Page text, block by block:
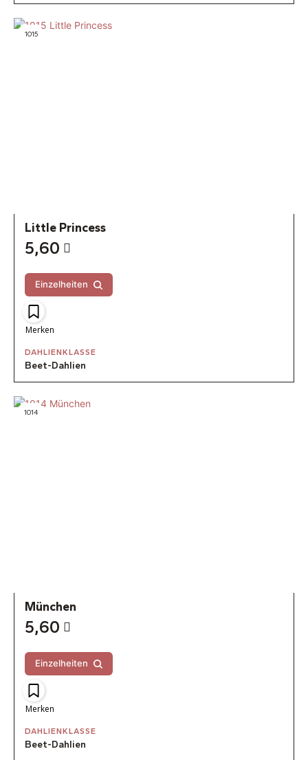
1015
Little Princess
5,60
Einzelheiten
Merken
DAHLIENKLASSE
Beet-Dahlien
1014
München
5,60
Einzelheiten
Merken
DAHLIENKLASSE
Beet-Dahlien